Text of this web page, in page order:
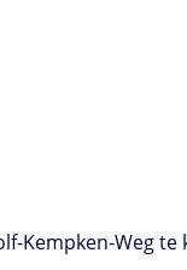
Kempken-Weg te